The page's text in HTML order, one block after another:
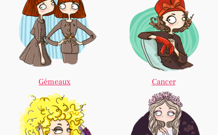
Gémeaux Cancer